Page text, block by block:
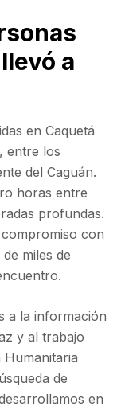
a
en Caquetá
entre los
del Caguán.
horas entre
profundas.
con
miles de
a la información
y al trabajo
de
en